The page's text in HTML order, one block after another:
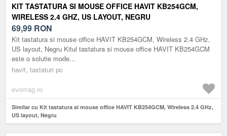
KIT TASTATURA SI MOUSE OFFICE HAVIT KB254GCM,
WIRELESS 2.4 GHZ, US LAYOUT, NEGRU
69,99 RON
Kit tastatura si mouse office HAVIT KB254GCM, Wireless 2.4 GHz,
US layout, Negru Kitul tastatura si mouse office HAVIT KB254GCM
este o solutie mode...
havit, tastaturi pc
evomag.ro
Similar cu Kit tastatura si mouse office HAVIT KB254GCM, Wireless 2.4 GHz,
US layout, Negru